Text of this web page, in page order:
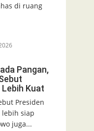
di ruang
Pangan,
Kuat
Presiden
lebih siap
juga...